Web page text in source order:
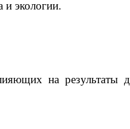
и экологии.
на результаты